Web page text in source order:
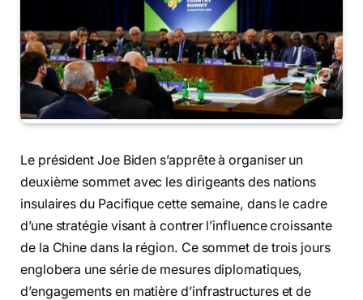
Le président Joe Biden s’apprête à organiser un
deuxième sommet avec les dirigeants des nations
insulaires du Pacifique cette semaine, dans le cadre
d’une stratégie visant à contrer l’influence croissante
de la Chine dans la région. Ce sommet de trois jours
englobera une série de mesures diplomatiques,
d’engagements en matière d’infrastructures et de